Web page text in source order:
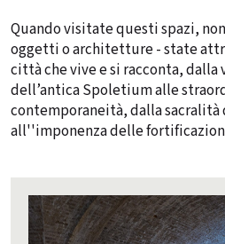
Quando visitate questi spazi,
oggetti o architetture - state
città che vive e si racconta,
dell’antica Spoletium alle
contemporaneità, dalla sacralità
all''imponenza delle